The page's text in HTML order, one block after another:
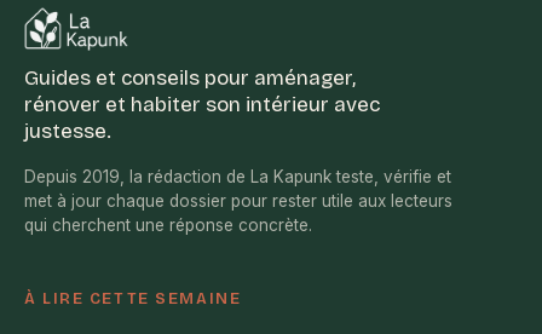
Guides et conseils pour aménager,
rénover et habiter son intérieur avec
justesse.
Depuis 2019, la rédaction de La Kapunk teste, vérifie et
met à jour chaque dossier pour rester utile aux lecteurs
qui cherchent une réponse concrète.
À LIRE CETTE SEMAINE